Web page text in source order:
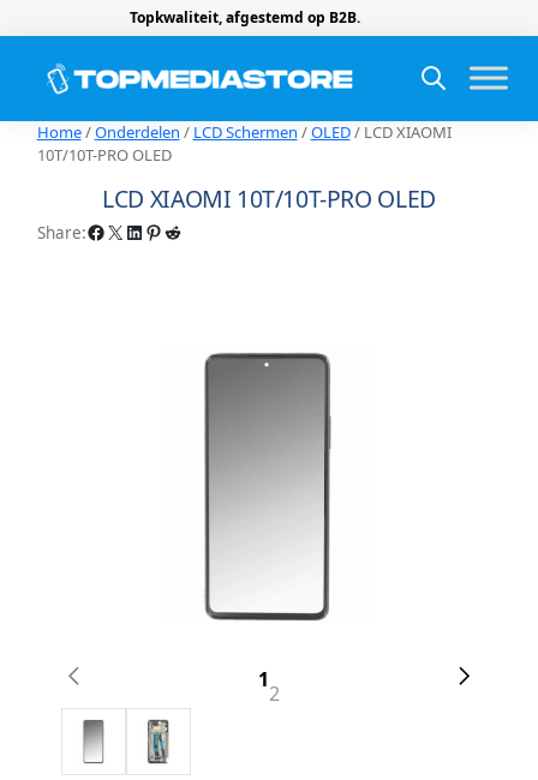
Topkwaliteit, afgestemd op B2B.
Home/Onderdelen / LCD Schermen /OLED/ LCD XIAOMI
10T/10T-PRO OLED
LCD XIAOMI 10T/10T-PRO OLED
Share:Facebook X LinkedIn Pinterest Reddit
1
2